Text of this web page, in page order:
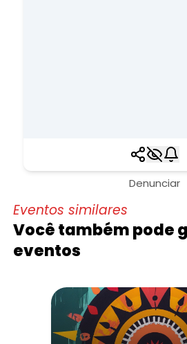
Denunciar
Eventos similares
Você também pode
eventos